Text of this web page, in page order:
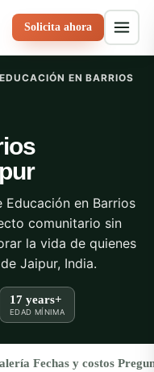
Solicita ahora
EN BARRIOS
en Barrios
comunitario sin
la vida de quienes
Jaipur, India.
17 years+
EDAD MÍNIMA
Fechas y costos